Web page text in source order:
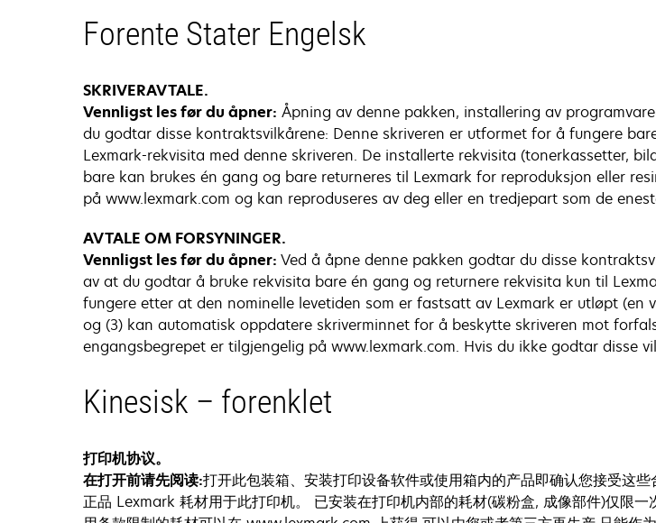
Forente Stater Engelsk
SKRIVERAVTALE.
Vennligst les før du åpner: Åpning av denne pakken, installering av
du godtar disse kontraktsvilkårene: Denne skriveren er utformet for å fungere
Lexmark-rekvisita med denne skriveren. De installerte rekvisita (tonerkassetter,
bare kan brukes én gang og bare returneres til Lexmark for reproduksjon eller
på www.lexmark.com og kan reproduseres av deg eller en tredjepart som de
AVTALE OM FORSYNINGER.
Vennligst les før du åpner: Ved å åpne denne pakken godtar du disse
av at du godtar å bruke rekvisita bare én gang og returnere rekvisita kun til
fungere etter at den nominelle levetiden som er fastsatt av Lexmark er utløpt
og (3) kan automatisk oppdatere skriverminnet for å beskytte skriveren mot
engangsbegrepet er tilgjengelig på www.lexmark.com. Hvis du ikke godtar disse
Kinesisk – forenklet
打印机协议。
在打开前请先阅读:打开此包装箱、安装打印设备软件或使用箱内的产品即确认您接受这
正品 Lexmark 耗材用于此打印机。 已安装在打印机内部的耗材(碳粉盒, 成像部件)仅限